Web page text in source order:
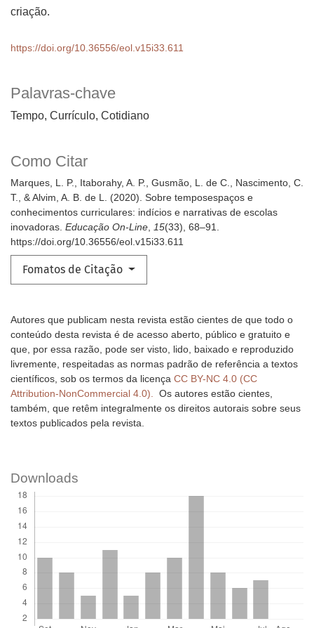
Palavras-chave
Tempo, Currículo, Cotidiano
Como Citar
Marques, L. P., Itaborahy, A. P., Gusmão, L. de C., Nascimento, C.
T., & Alvim, A. B. de L. (2020). Sobre temposespaços e
conhecimentos curriculares: indícios e narrativas de escolas
inovadoras. Educação On-Line, 15(33), 68–91.
https://doi.org/10.36556/eol.v15i33.611
Fomatos de Citação
criação.
https://doi.org/10.36556/eol.v15i33.611
Autores que publicam nesta revista estão cientes de que todo o
conteúdo desta revista é de acesso aberto, público e gratuito e
que, por essa razão, pode ser visto, lido, baixado e reproduzido
livremente, respeitadas as normas padrão de referência a textos
científicos, sob os termos da licença CC BY-NC 4.0 (CC
Attribution-NonCommercial 4.0). Os autores estão cientes,
também, que retêm integralmente os direitos autorais sobre seus
textos publicados pela revista.
Downloads